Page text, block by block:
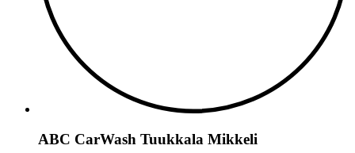
ABC CarWash Tuukkala Mikkeli